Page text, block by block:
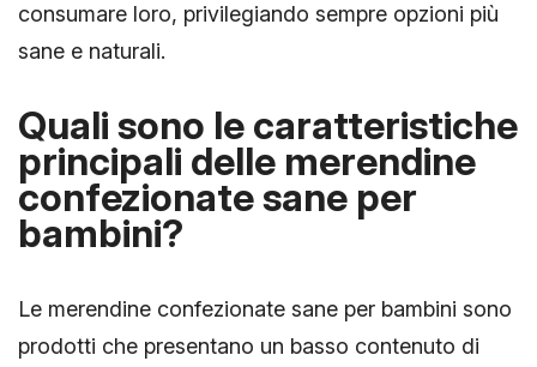
consumare loro, privilegiando sempre opzioni più
sane e naturali.
Quali sono le caratteristiche
principali delle merendine
confezionate sane per
bambini?
Le merendine confezionate sane per bambini sono
prodotti che presentano un basso contenuto di